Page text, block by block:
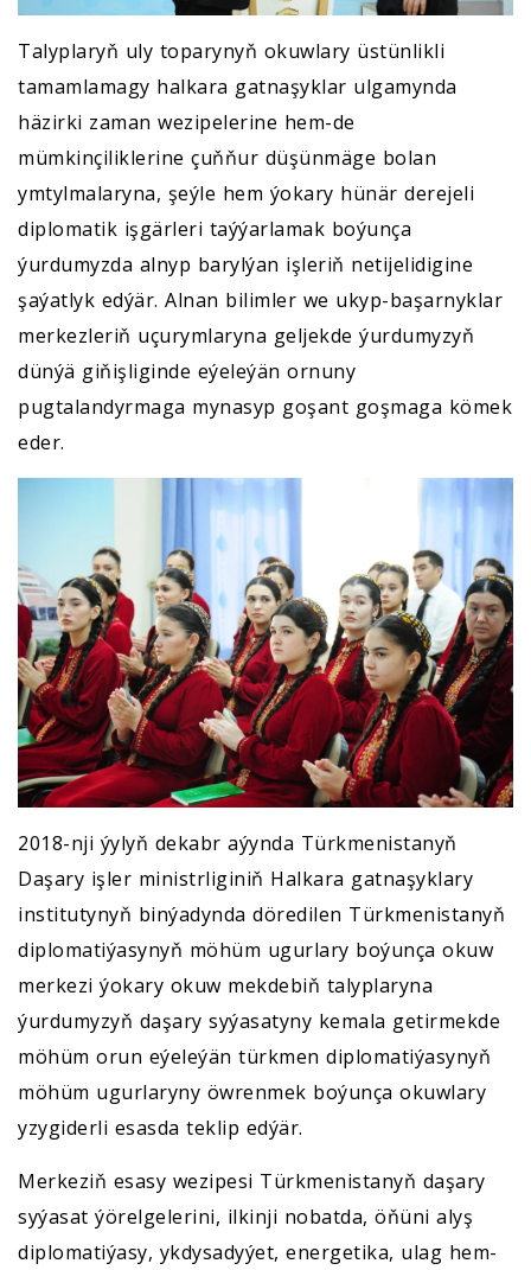
Talyplaryň uly toparynyň okuwlary üstünlikli
tamamlamagy halkara gatnaşyklar ulgamynda
häzirki zaman wezipelerine hem-de
mümkinçiliklerine çuňňur düşünmäge bolan
ymtylmalaryna, şeýle hem ýokary hünär derejeli
diplomatik işgärleri taýýarlamak boýunça
ýurdumyzda alnyp barylýan işleriň netijelidigine
şaýatlyk edýär. Alnan bilimler we ukyp-başarnyklar
merkezleriň uçurymlaryna geljekde ýurdumyzyň
dünýä giňişliginde eýeleýän ornuny
pugtalandyrmaga mynasyp goşant goşmaga kömek
eder.
2018-nji ýylyň dekabr aýynda Türkmenistanyň
Daşary işler ministrliginiň Halkara gatnaşyklary
institutynyň binýadynda döredilen Türkmenistanyň
diplomatiýasynyň möhüm ugurlary boýunça okuw
merkezi ýokary okuw mekdebiň talyplaryna
ýurdumyzyň daşary syýasatyny kemala getirmekde
möhüm orun eýeleýän türkmen diplomatiýasynyň
möhüm ugurlaryny öwrenmek boýunça okuwlary
yzygiderli esasda teklip edýär.
Merkeziň esasy wezipesi Türkmenistanyň daşary
syýasat ýörelgelerini, ilkinji nobatda, öňüni alyş
diplomatiýasy, ykdysadyýet, energetika, ulag hem-